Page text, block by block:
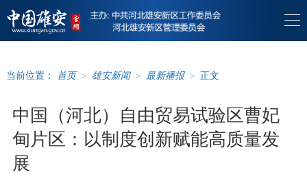
当前位置： 首页 > 雄安新闻 > 最新播报 > 正文
中国（河北）自由贸易试验区曹妃
甸片区：以制度创新赋能高质量发
展